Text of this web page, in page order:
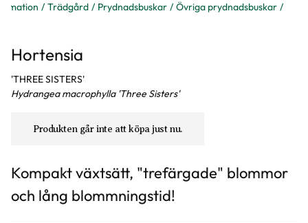
Trädgård Prydnadsbuskar Övriga prydnadsbuskar
Hortensia
'THREE SISTERS'
Hydrangea macrophylla 'Three Sisters'
Produkten går inte att köpa just nu.
Kompakt växtsätt, "trefärgade" blommor
och lång blommningstid!